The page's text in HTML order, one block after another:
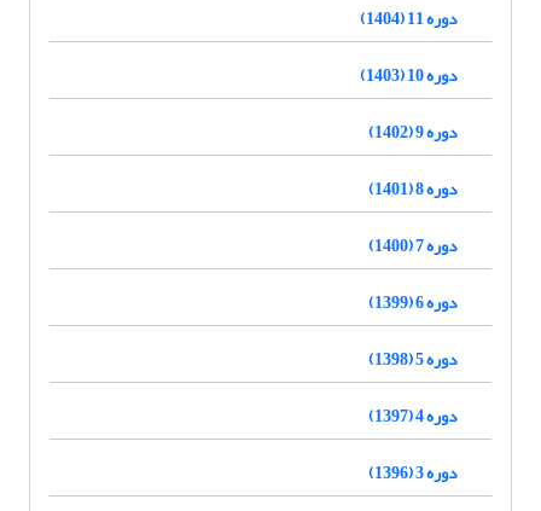
دوره 11 (1404)
دوره 10 (1403)
دوره 9 (1402)
دوره 8 (1401)
دوره 7 (1400)
دوره 6 (1399)
دوره 5 (1398)
دوره 4 (1397)
دوره 3 (1396)